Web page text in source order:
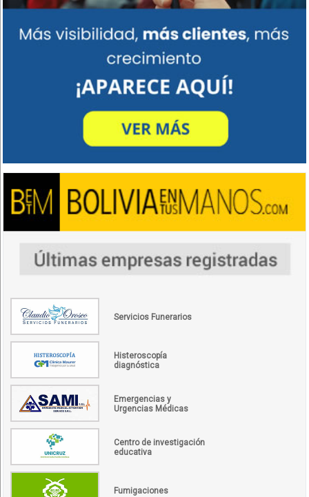
Servicios Funerarios
Histeroscopía
diagnóstica
Emergencias y
Urgencias Médicas
Centro de investigación
educativa
Fumigaciones